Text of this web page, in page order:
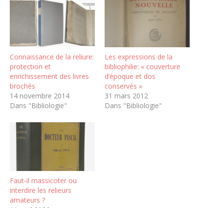
Connaissance de la reliure:
protection et
enrichissement des livres
brochés
14 novembre 2014
Dans "Bibliologie"
Les expressions de la
bibliophilie: « couverture
d’époque et dos
conservés »
31 mars 2012
Dans "Bibliologie"
Faut-il massicoter ou
interdire les relieurs
amateurs ?